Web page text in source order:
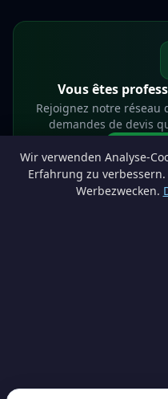
Wir verwenden Analyse-
Erfahrung zu
Werbezwecken.
Vous êtes
Rejoignez notre réseau
demandes de devis